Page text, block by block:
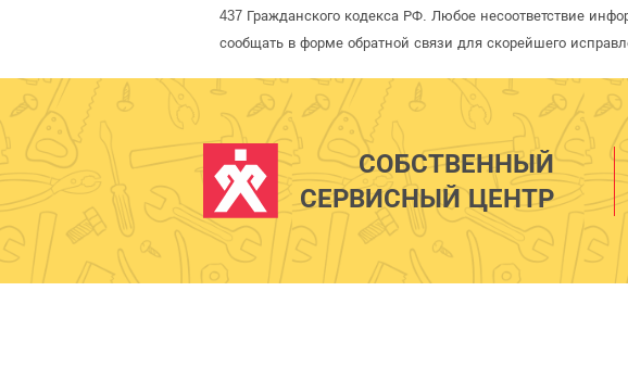
437 Гражданского кодекса РФ. Любое несоответствие
сообщать в форме обратной связи для скорейшего
СОБСТВЕННЫЙ
СЕРВИСНЫЙ ЦЕНТР